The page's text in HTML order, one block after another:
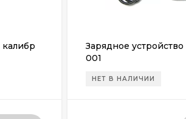
Зарядное
001
НЕТ В НАЛИЧИИ